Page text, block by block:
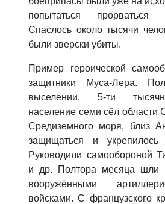
попытаться прорваться
Спаслось около тысячи
были зверски убиты.
Пример героической
защитники Муса-Лера.
выселении, 5-ти
население семи сёл области
Средиземного моря, близ
защищаться и
Руководили самообороной
и др. Полтора месяца шли
вооружёнными
войсками. С французского